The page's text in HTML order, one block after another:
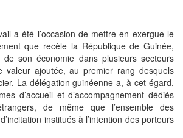
a été l’occasion de mettre en exergue le
que recèle la République de Guinée,
son économie dans plusieurs secteurs
valeur ajoutée, au premier rang desquels
La délégation guinéenne a, à cet égard,
d’accueil et d’accompagnement dédiés
de même que l’ensemble des
institués à l’intention des porteurs